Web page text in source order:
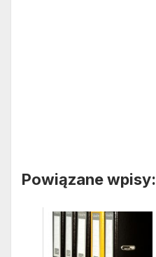
Powiązane wpisy: